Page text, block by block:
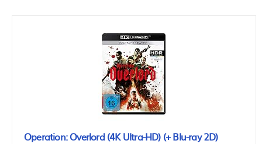
Operation: Overlord (4K Ultra-HD) (+ Blu-ray 2D)